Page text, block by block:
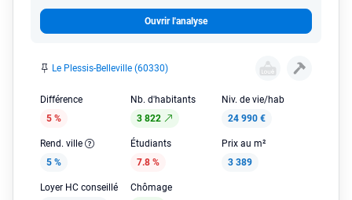
Ouvrir l'analyse
Le Plessis-Belleville (60330)
Différence
5 %
Nb. d'habitants
3 822
Niv. de vie/hab
24 990 €
Rend. ville
5 %
Étudiants
7.8 %
Prix au m²
3 389
Loyer HC conseillé
Chômage